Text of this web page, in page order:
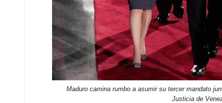
Maduro camina rumbo a asumir su tercer mandato
Justicia de